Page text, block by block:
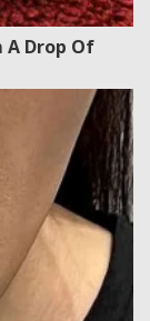
A Drop Of